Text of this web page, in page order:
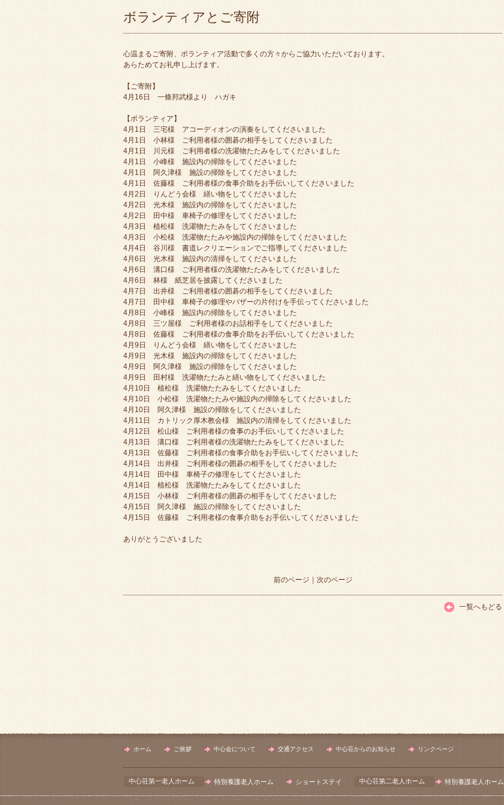
ボランティアとご寄附
心温まるご寄附、ボランティア活動で多くの方々からご協力いただいております。
あらためてお礼申し上げます。
【ご寄附】
4月16日 一條邦武様より ハガキ
【ボランティア】
4月1日 三宅様 アコーディオンの演奏をしてくださいました
4月1日 小林様 ご利用者様の囲碁の相手をしてくださいました
4月1日 川元様 ご利用者様の洗濯物たたみをしてくださいました
4月1日 小峰様 施設内の掃除をしてくださいました
4月1日 阿久津様 施設の掃除をしてくださいました
4月1日 佐藤様 ご利用者様の食事介助をお手伝いしてくださいました
4月2日 りんどう会様 繕い物をしてくださいました
4月2日 光木様 施設内の掃除をしてくださいました
4月2日 田中様 車椅子の修理をしてくださいました
4月3日 植松様 洗濯物たたみをしてくださいました
4月3日 小松様 洗濯物たたみや施設内の掃除をしてくださいました
4月4日 谷川様 書道レクリエーションでご指導してくださいました
4月6日 光木様 施設内の清掃をしてくださいました
4月6日 溝口様 ご利用者様の洗濯物たたみをしてくださいました
4月6日 林様 紙芝居を披露してくださいました
4月7日 出井様 ご利用者様の囲碁の相手をしてくださいました
4月7日 田中様 車椅子の修理やバザーの片付けを手伝ってくださいました
4月8日 小峰様 施設内の掃除をしてくださいました
4月8日 三ツ屋様 ご利用者様のお話相手をしてくださいました
4月8日 佐藤様 ご利用者様の食事介助をお手伝いしてくださいました
4月9日 りんどう会様 繕い物をしてくださいました
4月9日 光木様 施設内の掃除をしてくださいました
4月9日 阿久津様 施設の掃除をしてくださいました
4月9日 田村様 洗濯物たたみと繕い物をしてくださいました
4月10日 植松様 洗濯物たたみをしてくださいました
4月10日 小松様 洗濯物たたみや施設内の掃除をしてくださいました
4月10日 阿久津様 施設の掃除をしてくださいました
4月11日 カトリック厚木教会様 施設内の清掃をしてくださいました
4月12日 松山様 ご利用者様の食事のお手伝いしてくださいました
4月13日 溝口様 ご利用者様の洗濯物たたみをしてくださいました
4月13日 佐藤様 ご利用者様の食事介助をお手伝いしてくださいました
4月14日 出井様 ご利用者様の囲碁の相手をしてくださいました
4月14日 田中様 車椅子の修理をしてくださいました
4月14日 植松様 洗濯物たたみをしてくださいました
4月15日 小林様 ご利用者様の囲碁の相手をしてくださいました
4月15日 阿久津様 施設の掃除をしてくださいました
4月15日 佐藤様 ご利用者様の食事介助をお手伝いしてくださいました
ありがとうございました
前のページ 次のページ
一覧へもどる
ホーム ご挨拶 中心会について 交通アクセス 中心荘からのお知らせ リンクページ
中心荘第一老人ホーム 特別養護老人ホーム ショートステイ 中心荘第二老人ホーム 特別養護老人ホーム